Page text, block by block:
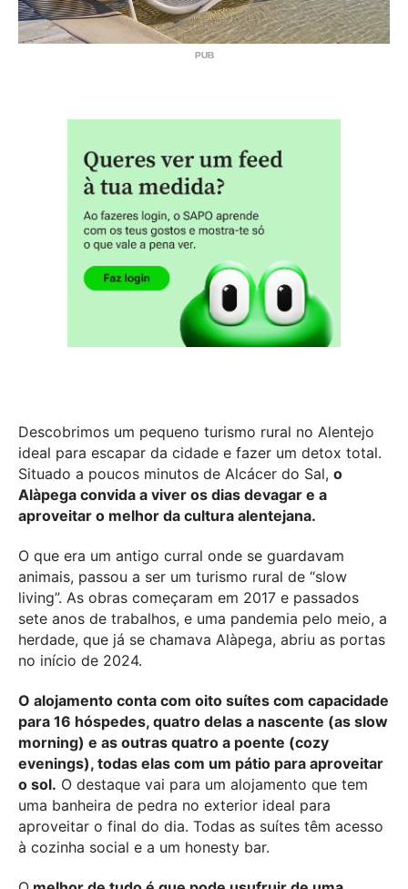
Descobrimos um pequeno turismo rural no Alentejo
ideal para escapar da cidade e fazer um detox total.
Situado a poucos minutos de Alcácer do Sal, o
Alàpega convida a viver os dias devagar e a
aproveitar o melhor da cultura alentejana.
O que era um antigo curral onde se guardavam
animais, passou a ser um turismo rural de “slow
living”. As obras começaram em 2017 e passados
sete anos de trabalhos, e uma pandemia pelo meio, a
herdade, que já se chamava Alàpega, abriu as portas
no início de 2024.
O alojamento conta com oito suítes com capacidade
para 16 hóspedes, quatro delas a nascente (as slow
morning) e as outras quatro a poente (cozy
evenings), todas elas com um pátio para aproveitar
o sol. O destaque vai para um alojamento que tem
uma banheira de pedra no exterior ideal para
aproveitar o final do dia. Todas as suítes têm acesso
à cozinha social e a um honesty bar.